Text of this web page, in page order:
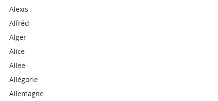
Alexis
Alfréd
Alger
Alice
Allee
Allégorie
Allemagne